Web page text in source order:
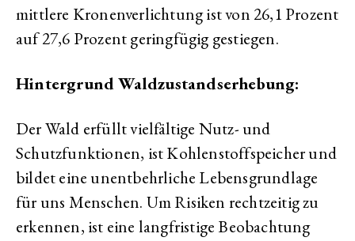
mittlere Kronenverlichtung ist von 26,1 Prozent
auf 27,6 Prozent geringfügig gestiegen.
Hintergrund Waldzustandserhebung:
Der Wald erfüllt vielfältige Nutz- und
Schutzfunktionen, ist Kohlenstoffspeicher und
bildet eine unentbehrliche Lebensgrundlage
für uns Menschen. Um Risiken rechtzeitig zu
erkennen, ist eine langfristige Beobachtung